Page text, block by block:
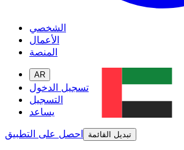
الشخصي
الأعمال
المنصة
AR
تسجيل الدخول
التسجيل
يساعد
احصل على التطبيق
تبديل القائمة